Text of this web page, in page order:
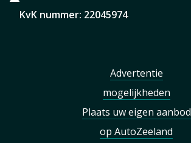
KvK nummer: 22045974
Advertentie
mogelijkheden
Plaats uw eigen aanbod
op AutoZeeland